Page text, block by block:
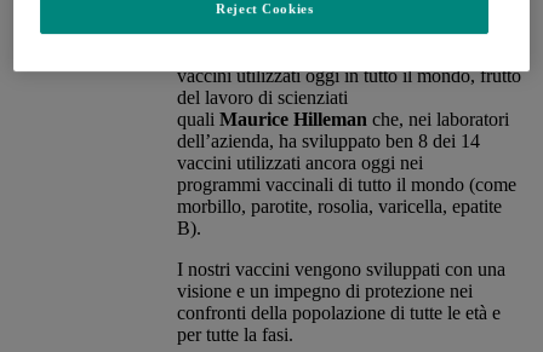
MSD, da oltre 100 anni, ha un ruolo
vaccini utilizzati oggi in tutto il mondo, frutto
del lavoro di scienziati
qualiMaurice Hilleman che, nei laboratori
dell’azienda, ha sviluppato ben 8 dei 14
vaccini utilizzati ancora oggi nei
programmi vaccinali di tutto il mondo (come
morbillo, parotite, rosolia, varicella, epatite
B).​
​I nostri vaccini vengono sviluppati con una
visione e un impegno di protezione nei
confronti della popolazione di tutte le età e
per tutte la fasi.
Reject Cookies